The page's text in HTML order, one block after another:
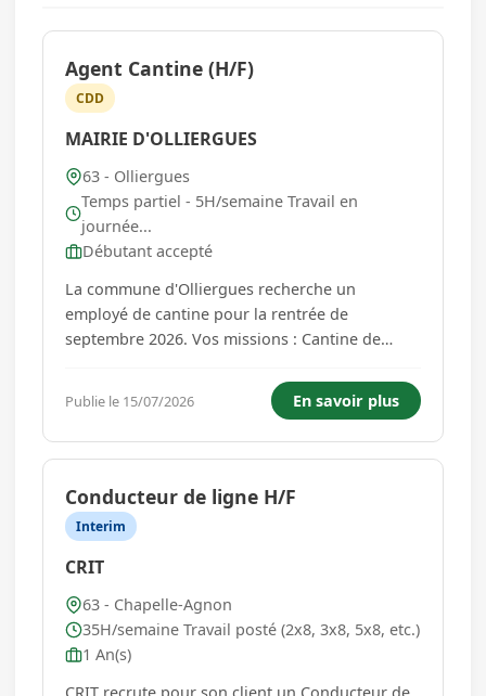
Agent Cantine (H/F)
CDD
MAIRIE D'OLLIERGUES
63 - Olliergues
Temps partiel - 5H/semaine Travail en
journée...
Débutant accepté
La commune d'Olliergues recherche un
employé de cantine pour la rentrée de
septembre 2026. Vos missions : Cantine de
repas (liaison chaude), entretien du réfectoire,
accompagnement des enfants pendant le repas,
Entretien des locaux de la commu...
Publie le 15/07/2026 En savoir plus
Conducteur de ligne H/F
Interim
CRIT
63 - Chapelle-Agnon
35H/semaine Travail posté (2x8, 3x8, 5x8, etc.)
1 An(s)